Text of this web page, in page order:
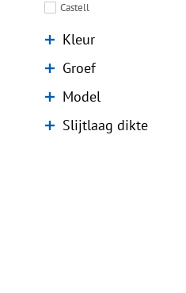
Castell
Kleur
Groef
Model
Slijtlaag dikte